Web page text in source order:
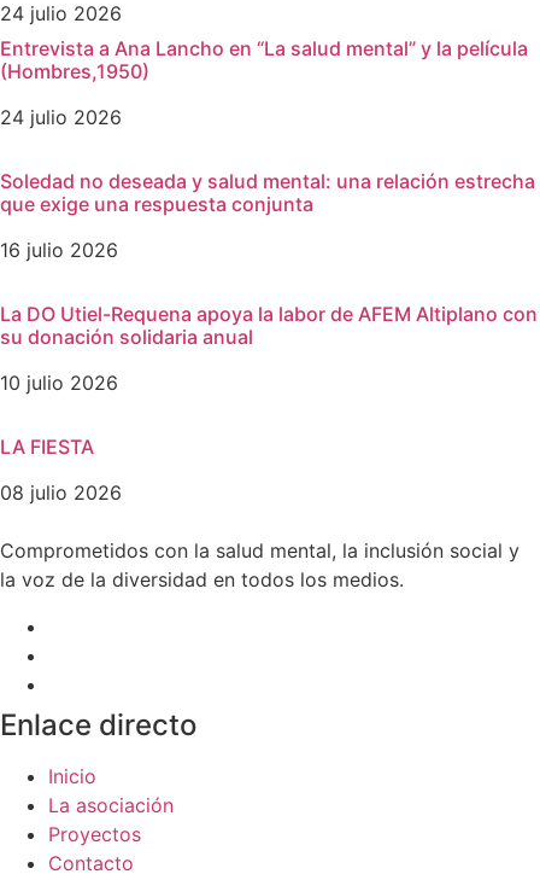
24 julio 2026
Entrevista a Ana Lancho en “La salud mental” y la película
(Hombres,1950)
24 julio 2026
Soledad no deseada y salud mental: una relación estrecha
que exige una respuesta conjunta
16 julio 2026
La DO Utiel-Requena apoya la labor de AFEM Altiplano con
su donación solidaria anual
10 julio 2026
LA FIESTA
08 julio 2026
Comprometidos con la salud mental, la inclusión social y
la voz de la diversidad en todos los medios.
Enlace directo
Inicio
La asociación
Proyectos
Contacto